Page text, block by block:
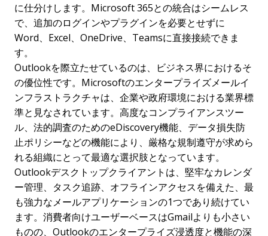
に仕分けします。Microsoft 365との統合はシームレス
で、追加のログインやプラグインを必要とせずに
Word、Excel、OneDrive、Teamsに直接接続できま
す。
Outlookを際立たせているのは、ビジネス界におけるそ
の優位性です。Microsoftのエンタープライズメールイ
ンフラストラクチャは、企業や政府環境における業界標
準と見なされています。高度なコンプライアンスツー
ル、法的調査のためのeDiscovery機能、データ損失防
止ポリシーなどの機能により、厳格な規制遵守が求めら
れる組織にとって最適な選択肢となっています。
Outlookデスクトップクライアントは、堅牢なカレンダ
ー管理、タスク追跡、オフラインアクセスを備えた、最
も強力なメールアプリケーションの1つであり続けてい
ます。消費者向けユーザーベースはGmailよりも小さい
ものの、Outlookのエンタープライズ浸透度と機能の深